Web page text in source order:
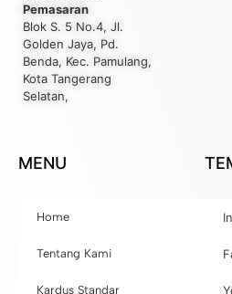
Pemasaran
Blok S. 5 No.4, Jl.
Golden Jaya, Pd.
Benda, Kec. Pamulang,
Kota Tangerang
Selatan,
MENU
Home
Tentang Kami
Kardus Standar